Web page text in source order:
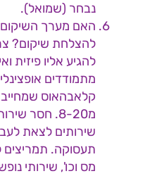
נבחר (שמואל).
האם מערך השיקום
להצלחת שיקום?
להגיע אליו פיזית
מתמודדים
קלאבהאוס
מ8-20. חסר
שירותים לצאת
תעסוקה.
מס וכו', שירותי